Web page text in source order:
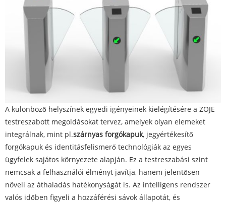
A különböző helyszínek egyedi igényeinek kielégítésére a ZOJE
testreszabott megoldásokat tervez, amelyek olyan elemeket
integrálnak, mint pl.szárnyas forgókapuk, jegyértékesítő
forgókapuk és identitásfelismerő technológiák az egyes
ügyfelek sajátos környezete alapján. Ez a testreszabási szint
nemcsak a felhasználói élményt javítja, hanem jelentősen
növeli az áthaladás hatékonyságát is. Az intelligens rendszer
valós időben figyeli a hozzáférési sávok állapotát, és